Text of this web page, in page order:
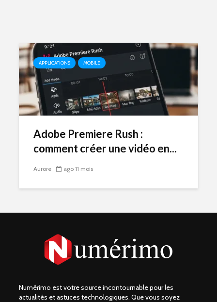
APPLICATIONS MOBILE
Adobe Premiere Rush :
comment créer une vidéo en...
Aurore ago 11 mois
Numérimo est votre source incontournable pour les
actualités et astuces technologiques. Que vous soyez